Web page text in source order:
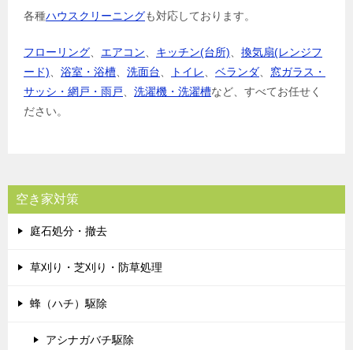
各種ハウスクリーニングも対応しております。
フローリング エアコン キッチン(台所)
換気扇(レンジフ
ード)
浴室・浴槽 洗面台 トイレ ベランダ
窓ガラス・
サッシ・網戸・雨戸
洗濯機・洗濯槽など、すべてお任せく
ださい。
空き家対策
庭石処分・撤去
草刈り・芝刈り・防草処理
蜂（ハチ）駆除
アシナガバチ駆除